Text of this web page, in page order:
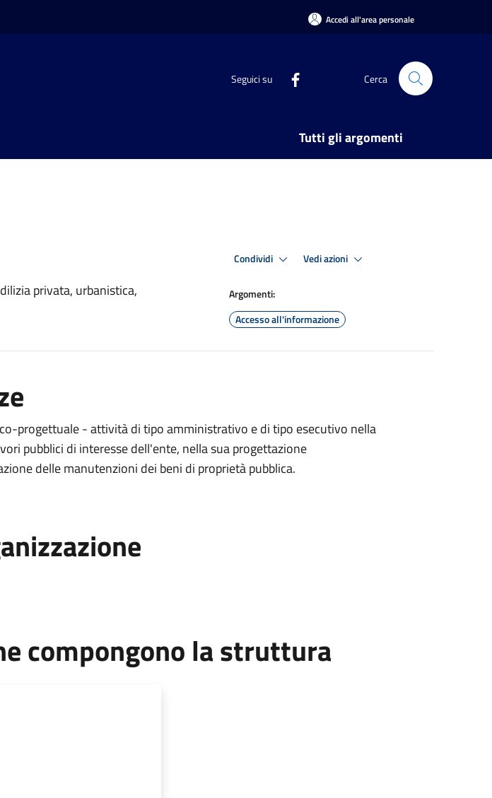
Accedi all'area personale
Seguici su Cerca
Tutti gli argomenti
privata, urbanistica,
Condividi Vedi azioni
Argomenti:
Accesso all'informazione
progettuale - attività di tipo amministrativo e di tipo esecutivo nella
pubblici di interesse dell'ente, nella sua progettazione
delle manutenzioni dei beni di proprietà pubblica.
compongono la struttura